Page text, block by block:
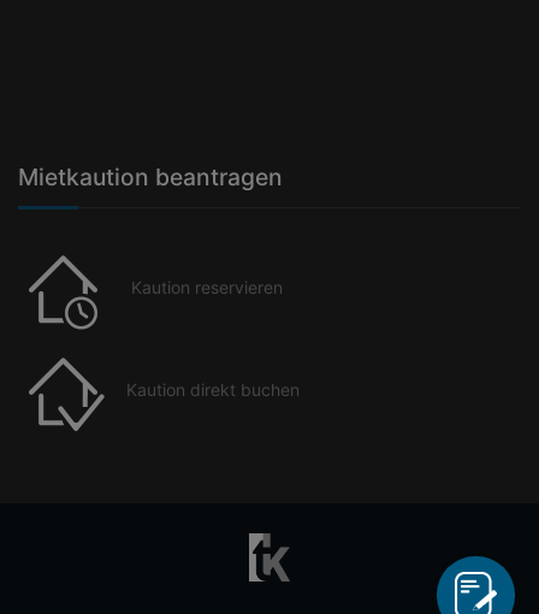
Mietkaution beantragen
Kaution reservieren
Kaution direkt buchen